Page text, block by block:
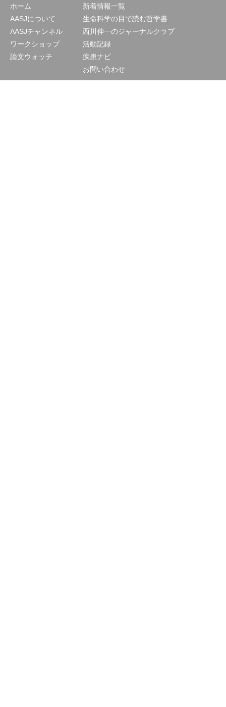
ホーム
AASJについて
AASJチャンネル
ワークショップ
論文ウォッチ
新着情報一覧
生命科学の目で読む哲学書
西川伸一のジャーナルクラブ
活動記録
疾患ナビ
お問い合わせ